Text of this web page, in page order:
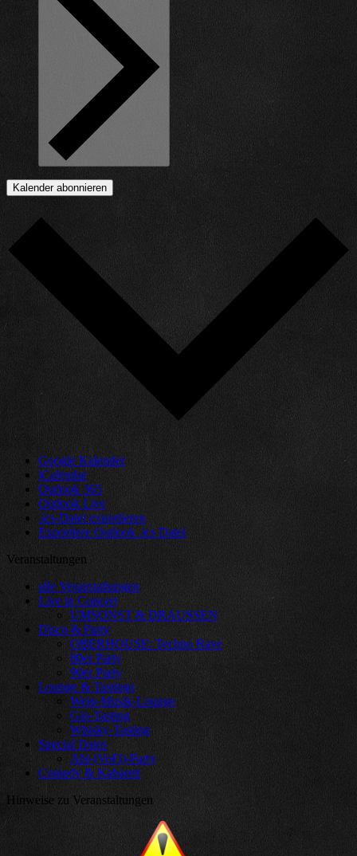
Kalender abonnieren
Google Kalender
iCalendar
Outlook 365
Outlook Live
.ics-Datei exportieren
Exportiere Outlook .ics Datei
Veranstaltungen
alle Veranstaltungen
Live in Concert
UMSONST & DRAUSSEN
Disco & Party
OBERHOUSE: Techno Rave
80er Party
90er Party
Lounge & Tastings
Wein-Musik-Lounge
Gin-Tasting
Whisky-Tasting
Special Dates
Abi-(VoFi)-Party
Comedy & Kabarett
Hinweise zu Veranstaltungen